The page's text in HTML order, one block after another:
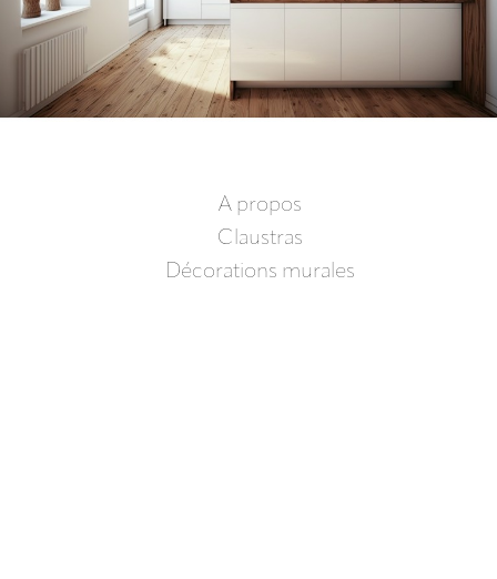
A propos
Claustras
Décorations murales